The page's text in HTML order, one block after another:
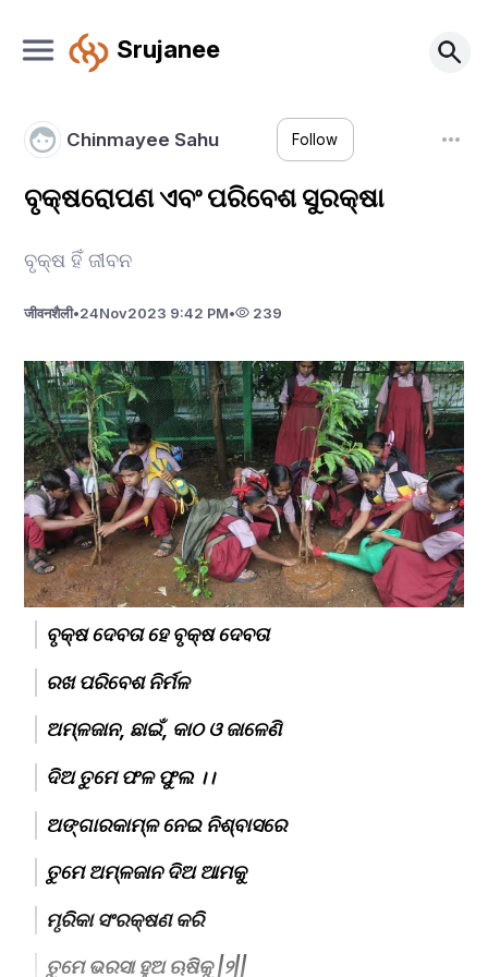
Srujanee
Chinmayee Sahu Follow
ବୃକ୍ଷରୋପଣ ଏବଂ ପରିବେଶ ସୁରକ୍ଷା
ବୃକ୍ଷ ହିଁ ଜୀବନ
जीवनशैली•24Nov2023 9:42 PM• 239
ବୃକ୍ଷ ଦେବତା ହେ ବୃକ୍ଷ ଦେବତା
ରଖ ପରିବେଶ ନିର୍ମଳ
ଅମ୍ଳଜାନ, ଛାଇଁ, କାଠ ଓ ଜାଳେଣି
ଦିଅ ତୁମେ ଫଳ ଫୁଲ ।।
ଅଙ୍ଗାରକାମ୍ଳ ନେଇ ନିଶ୍ବାସରେ
ତୁମେ ଅମ୍ଳଜାନ ଦିଅ ଆମକୁ
ମୃରିକା ସଂରକ୍ଷଣ କରି
ତୁମେ ଭରସା ହୁଅ ଋଷିକୁ |୨||